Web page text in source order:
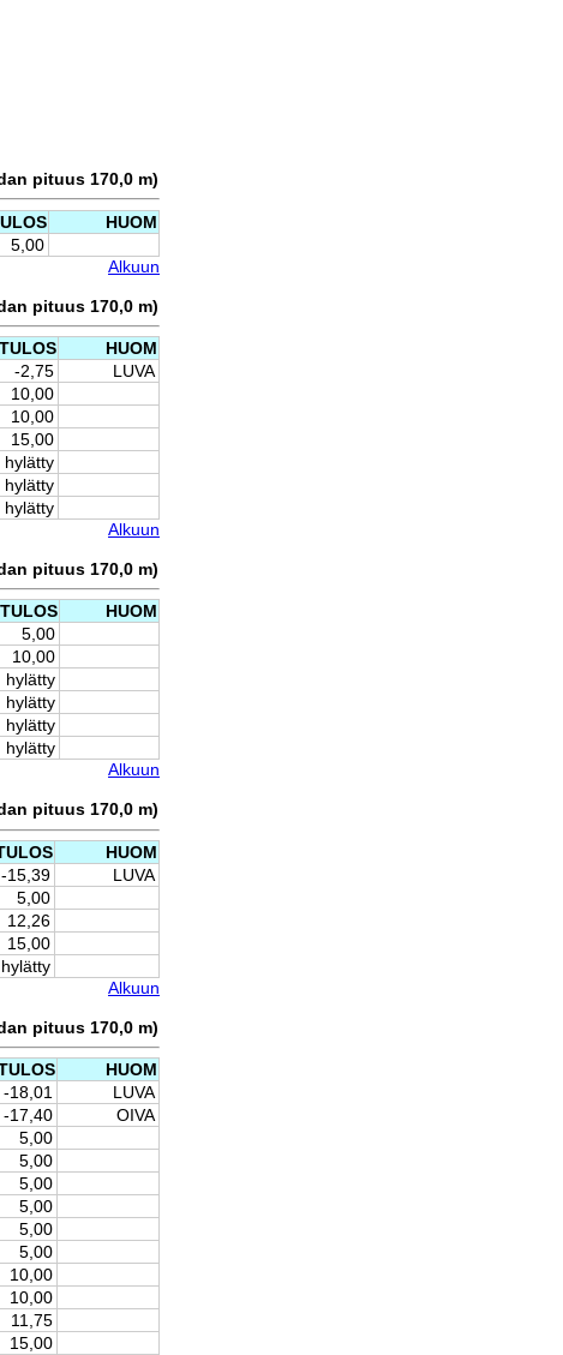
pituus 170,0 m)
HUOM
5,00
Alkuun
pituus 170,0 m)
TULOS
HUOM
-2,75
LUVA
10,00
10,00
15,00
hylätty
hylätty
hylätty
Alkuun
pituus 170,0 m)
TULOS
HUOM
5,00
10,00
hylätty
hylätty
hylätty
hylätty
Alkuun
pituus 170,0 m)
HUOM
-15,39
LUVA
5,00
12,26
15,00
hylätty
Alkuun
pituus 170,0 m)
HUOM
-18,01
LUVA
-17,40
OIVA
5,00
5,00
5,00
5,00
5,00
5,00
10,00
10,00
11,75
15,00